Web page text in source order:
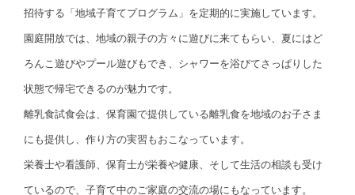
招待する「地域子育てプログラム」を定期的に実施しています。
園庭開放では、地域の親子の方々に遊びに来てもらい、夏にはど
ろんこ遊びやプール遊びもでき、シャワーを浴びてさっぱりした
状態で帰宅できるのが魅力です。
離乳食試食会は、保育園で提供している離乳食を地域のお子さま
にも提供し、作り方の実習もおこなっています。
栄養士や看護師、保育士が栄養や健康、そして生活の相談も受け
ているので、子育て中のご家庭の交流の場にもなっています。